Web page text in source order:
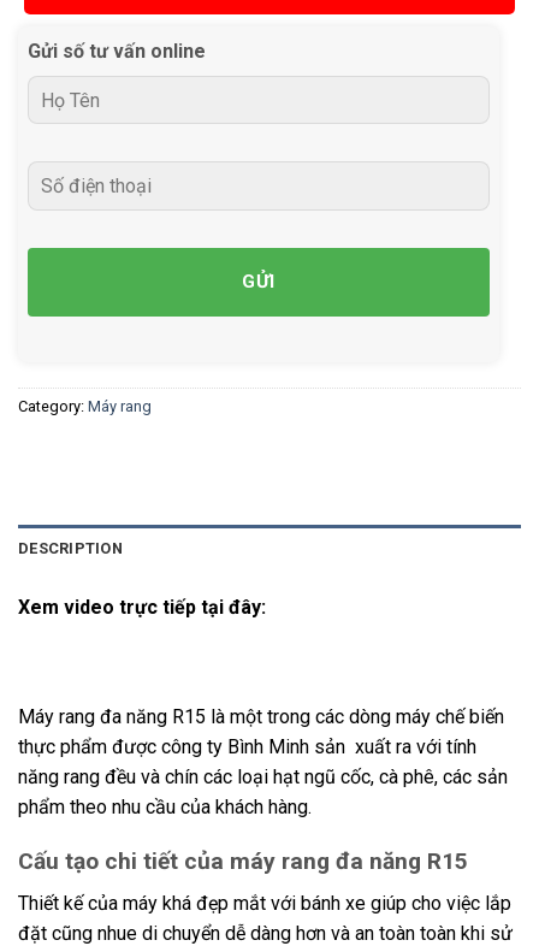
Gửi số tư vấn online
Category: Máy rang
DESCRIPTION
Xem video trực tiếp tại đây:
Máy rang đa năng R15 là một trong các dòng máy chế biến
thực phẩm được công ty Bình Minh sản xuất ra với tính
năng rang đều và chín các loại hạt ngũ cốc, cà phê, các sản
phẩm theo nhu cầu của khách hàng.
Cấu tạo chi tiết của máy rang đa năng R15
Thiết kế của máy khá đẹp mắt với bánh xe giúp cho việc lắp
đặt cũng nhue di chuyển dễ dàng hơn và an toàn toàn khi sử